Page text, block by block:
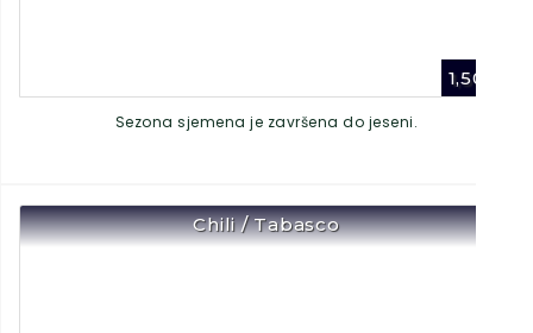
1,50
Sezona sjemena je završena do jeseni.
Chili / Tabasco